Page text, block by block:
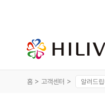
홈 > 고객센터 >